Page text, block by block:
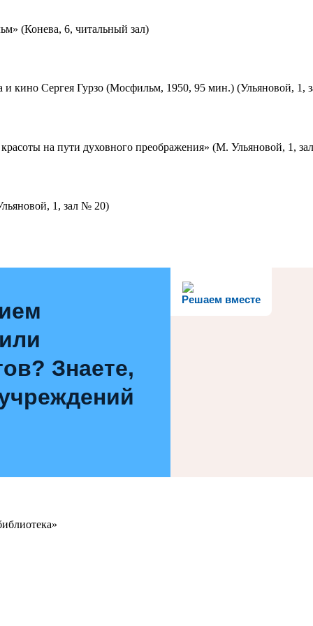
(Конева, 6, читальный зал)
и кино Сергея Гурзо (Мосфильм, 1950, 95 мин.) (Ульяновой, 1,
на пути духовного преображения» (М. Ульяновой, 1,
1, зал № 20)
Решаем вместе
Знаете,